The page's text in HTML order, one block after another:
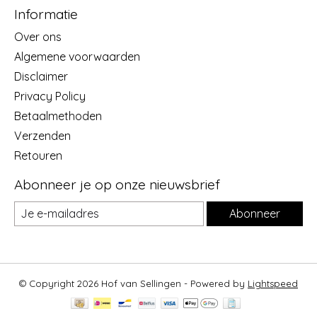
Informatie
Over ons
Algemene voorwaarden
Disclaimer
Privacy Policy
Betaalmethoden
Verzenden
Retouren
Abonneer je op onze nieuwsbrief
Abonneer
© Copyright 2026 Hof van Sellingen - Powered by Lightspeed